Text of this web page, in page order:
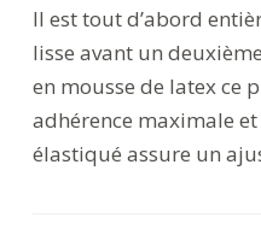
Il est tout d’abord
lisse avant un
en mousse de latex ce
adhérence maximale
élastiqué assure un